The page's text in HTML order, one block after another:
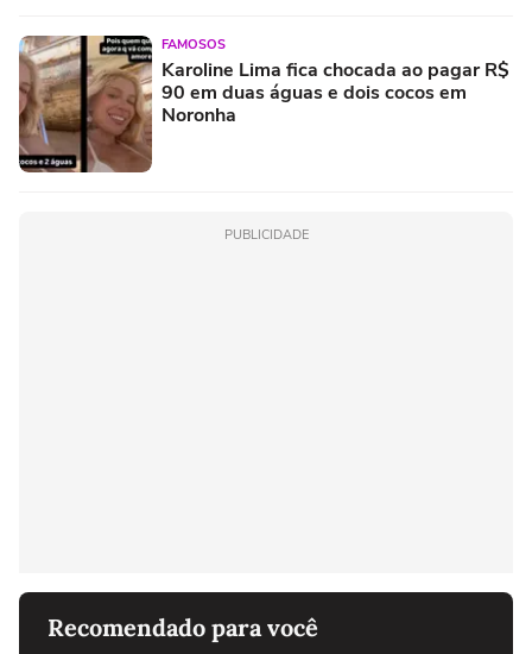
FAMOSOS
Karoline Lima fica chocada ao pagar R$
90 em duas águas e dois cocos em
Noronha
PUBLICIDADE
Recomendado para você